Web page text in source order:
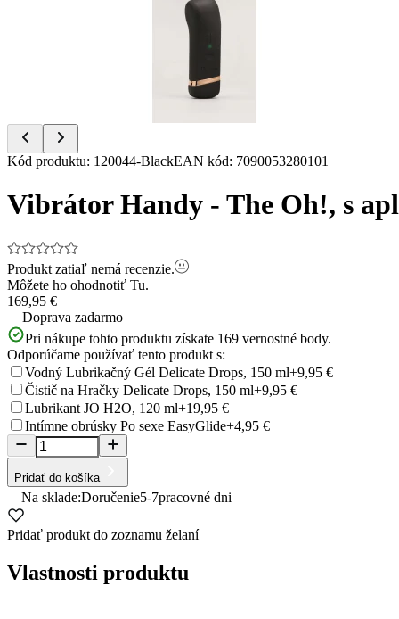
Item
of
13
Kód produktu: 120044-BlackEAN kód: 7090053280101
Vibrátor Handy - The Oh!, s
Produkt zatiaľ nemá recenzie.
Môžete ho ohodnotiť Tu.
169,95 €
Doprava zadarmo
Pri nákupe tohto produktu získate 169 vernostné body.
Odporúčame používať tento produkt s:
Vodný Lubrikačný Gél Delicate Drops, 150 ml+9,95 €
Čistič na Hračky Delicate Drops, 150 ml+9,95 €
Lubrikant JO H2O, 120 ml+19,95 €
Intímne obrúsky Po sexe EasyGlide+4,95 €
Pridať do košíka
Na sklade:Doručenie5-7pracovné dni
Pridať produkt do zoznamu želaní
Vlastnosti produktu